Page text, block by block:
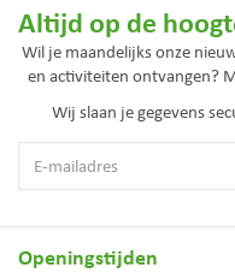
Altijd op de
Wil je maandelijks onze
en activiteiten ontvangen?
Wij slaan je gegevens
Openingstijden